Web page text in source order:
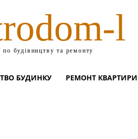
l
по будівництву та ремонту
БУДИНКУ РЕМОНТ КВАРТИРИ